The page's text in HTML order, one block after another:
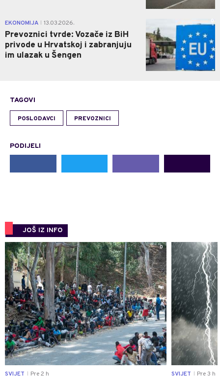
EKONOMIJA 13.03.2026.
Prevoznici tvrde: Vozače iz BiH
privode u Hrvatskoj i zabranjuju
im ulazak u Šengen
0
TAGOVI
POSLODAVCI PREVOZNICI
PODIJELI
JOŠ IZ INFO
0
SVIJET Pre 2 h SVIJET Pre 3 h